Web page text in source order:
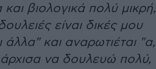
βιολογικά πολύ μικρή,
είναι δικές μου
άλλα" και αναρωτιέται "α,
να δουλευώ πολύ,